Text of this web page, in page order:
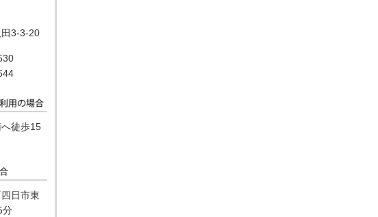
3-3-20
徒歩15
日市東
分